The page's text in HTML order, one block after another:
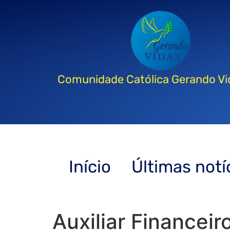
Comunidade Católica Gerando
Início Últimas
Auxiliar